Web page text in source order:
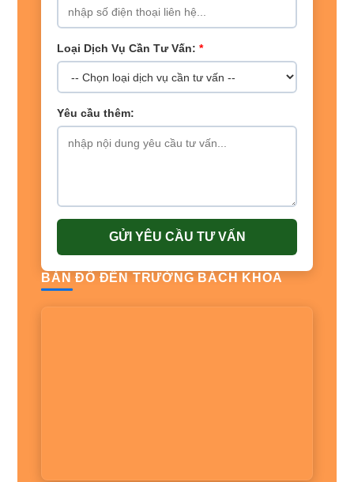
Loại Dịch Vụ Cần Tư Vấn: *
Yêu cầu thêm:
GỬI YÊU CẦU TƯ VẤN
BẢN ĐỒ ĐẾN TRƯỜNG BÁCH KHOA